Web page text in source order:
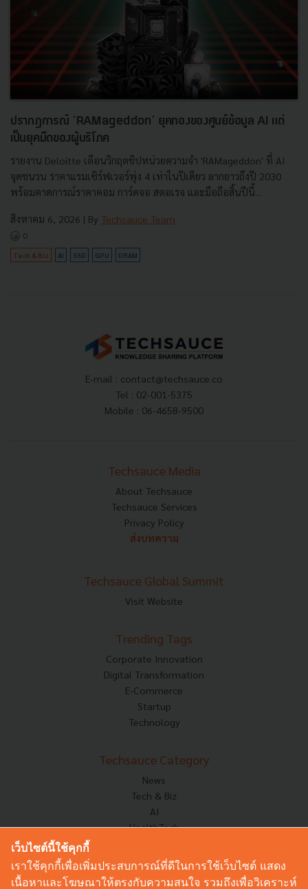
ปรากฏการณ์ ‘RAMageddon’ ยุคทองของศูนย์ข้อมูล AI แต่
เป็นยุคมืดของผู้บริโภค
รายงาน Deloitte เตือนวิกฤตชิปหน่วยความจำ 'RAMageddon' ที่ AI
จุดชนวน ราคาแรมเซิร์ฟเวอร์พุ่ง 4 เท่าในปีเดียว ลากยาวถึงปี 2030
พร้อมคาดการณ์ราคาคอม การ์ดจอ สตอเรจ และมือถือสิ้นปีนี้...
สิงหาคม 6, 2026 | By Techsauce Team
0
Tech & Biz AI SSD GPU DRAM
E-mail : contact@techsauce.co
Tel : 02-001-5375
Mobile : 06-4658-9500
Techsauce Media
About Techsauce
Techsauce Services
Privacy Policy
ส่งบทความ
Techsauce Global Summit
Visit Website
Trending Tags
Corporate Innovation
Digital Transformation
E-Commerce
Startup
Technology
Techsauce Category
News
Tech & Biz
AI
HealthTech
Corp Innov
Saucy Thoughts
เว็บไซต์นี้ใช้คุกกี้
เราใช้คุกกี้เพื่อเพิ่มประสบการณ์ที่ดีในการใช้เว็บไซต์ แสดง
เนื้อหาและโฆษณาให้ตรงกับความสนใจ รวมถึงเพื่อวิเคราะห์